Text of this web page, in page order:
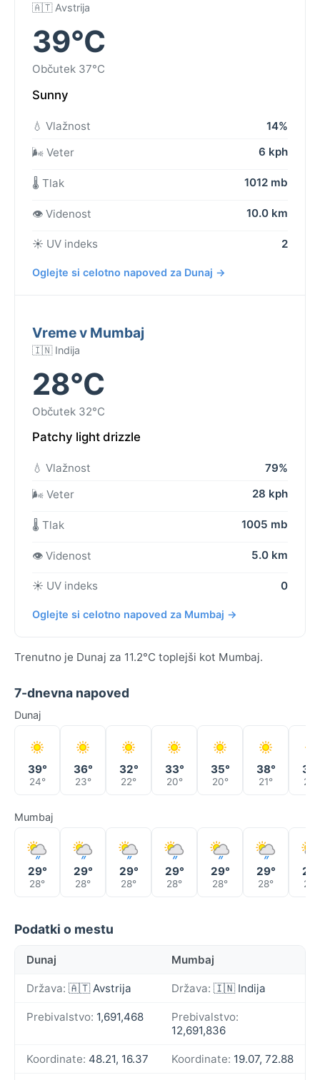
🇦🇹 Avstrija
39°C
Občutek 37°C
Sunny
💧 Vlažnost
14%
🌬️ Veter
6 kph
🌡️ Tlak 1012 mb
👁️ Videnost 10.0 km
☀️ UV indeks 2
Oglejte si celotno napoved za Dunaj →
Vreme v Mumbaj
🇮🇳 Indija
28°C
Občutek 32°C
Patchy light drizzle
💧 Vlažnost
79%
🌬️ Veter
28 kph
🌡️ Tlak 1005 mb
👁️ Videnost 5.0 km
☀️ UV indeks 0
Oglejte si celotno napoved za Mumbaj →
Trenutno je Dunaj za 11.2°C toplejši kot Mumbaj.
7-dnevna napoved
Dunaj
39°
24°
36°
23°
32°
22°
33°
20°
35°
20°
38°
21° 24°
Mumbaj
29°
28°
29°
28°
29°
28°
29°
28°
29°
28°
29°
28° 27°
Podatki o mestu
Dunaj Mumbaj
Država: 🇦🇹 Avstrija Država: 🇮🇳 Indija
Prebivalstvo: 1,691,468
Prebivalstvo:
12,691,836
Koordinate: 48.21, 16.37 Koordinate: 19.07, 72.88